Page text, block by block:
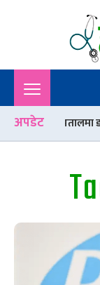
Nepali Health
A Complete
Sex, Beauty,
अपडेट
बेनी अस्पतालमा